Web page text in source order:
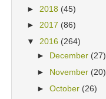
► 2018 (45)
► 2017 (86)
▼ 2016 (264)
► December (27)
► November (20)
►October (26)